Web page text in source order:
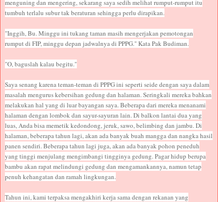
menguning dan mengering, sekarang saya sedih melihat rumput-rumput itu
tumbuh terlalu subur tak beraturan sehingga perlu dirapikan.
"Inggih, Bu. Minggu ini tukang taman masih mengerjakan pemotongan
rumput di FIP, minggu depan jadwalnya di PPPG." Kata Pak Budiman.
"O, baguslah kalau begitu."
Saya senang karena teman-teman di PPPG ini seperti seide dengan saya dalam
masalah mengurus kebersihan gedung dan halaman. Seringkali mereka bahkan
melakukan hal yang di luar bayangan saya. Beberapa dari mereka menanami
halaman dengan lombok dan sayur-sayuran lain. Di balkon lantai dua yang
luas, Anda bisa memetik kedondong, jeruk, sawo, belimbing dan jambu. Di
halaman, beberapa tahun lagi, akan ada banyak buah mangga dan nangka hasil
panen sendiri. Beberapa tahun lagi juga, akan ada banyak pohon peneduh
yang tinggi menjulang mengimbangi tingginya gedung. Pagar hidup berupa
bambu akan rapat melindungi gedung dan mengamankannya, namun tetap
penuh kehangatan dan ramah lingkungan.
Tahun ini, kami terpaksa mengakhiri kerja sama dengan rekanan yang